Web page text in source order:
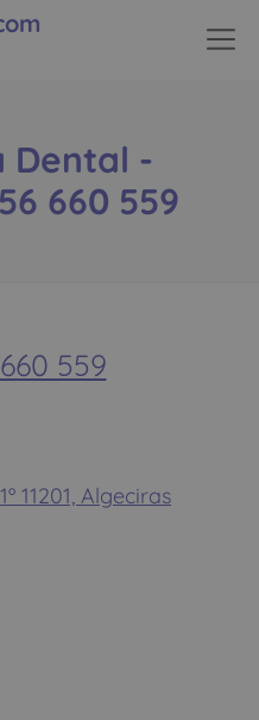
Dental -
660 559
559
11201, Algeciras